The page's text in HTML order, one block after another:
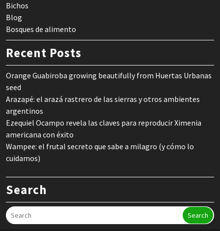
Bichos
Blog
Bosques de alimento
Recent Posts
Orange Guabiroba growing beautifully from Huertas Urbanas
seed
Arazapé: el arazá rastrero de las sierras y otros ambientes
argentinos
Ezequiel Ocampo revela las claves para reproducir Ximenia
americana con éxito
Wampee: el frutal secreto que sabe a milagro (y cómo lo
cuidamos)
Search
Search